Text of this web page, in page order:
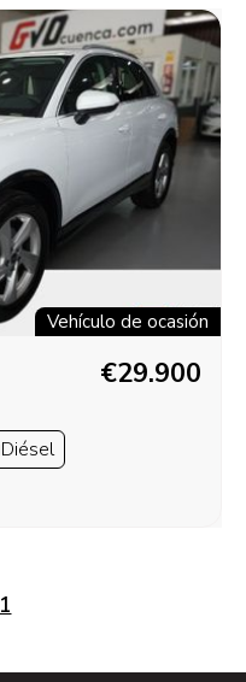
Vehículo de ocasión
€29.900
Diésel
1